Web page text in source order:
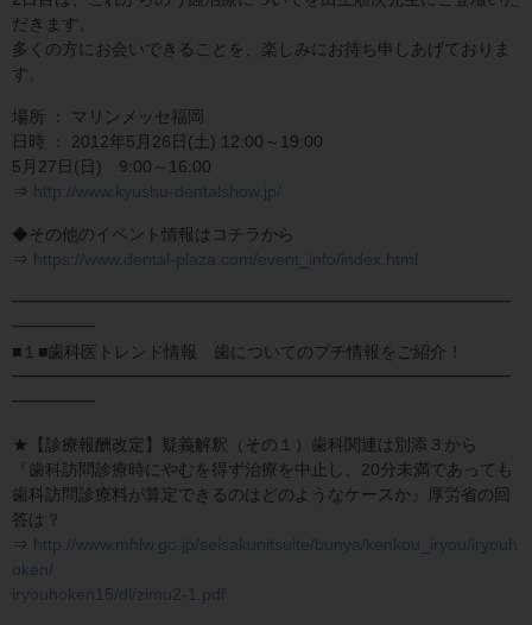
だきます。
多くの方にお会いできることを、楽しみにお待ち申しあげておりま
す。
場所 ： マリンメッセ福岡
日時 ： 2012年5月26日(土) 12:00～19:00
5月27日(日) 9:00～16:00
⇒ http://www.kyushu-dentalshow.jp/
◆その他のイベント情報はコチラから
⇒ https://www.dental-plaza.com/event_info/index.html
━━━━━━━━━━━━━━━━━━━━━━━━━━━━━━
━━━━━
■１■歯科医トレンド情報 歯についてのプチ情報をご紹介！
━━━━━━━━━━━━━━━━━━━━━━━━━━━━━━
━━━━━
★【診療報酬改定】疑義解釈（その１）歯科関連は別添３から
『歯科訪問診療時にやむを得ず治療を中止し、20分未満であっても
歯科訪問診療料が算定できるのはどのようなケースか』厚労省の回
答は？
⇒ http://www.mhlw.go.jp/seisakunitsuite/bunya/kenkou_iryou/iryouh
oken/
iryouhoken15/dl/zimu2-1.pdf